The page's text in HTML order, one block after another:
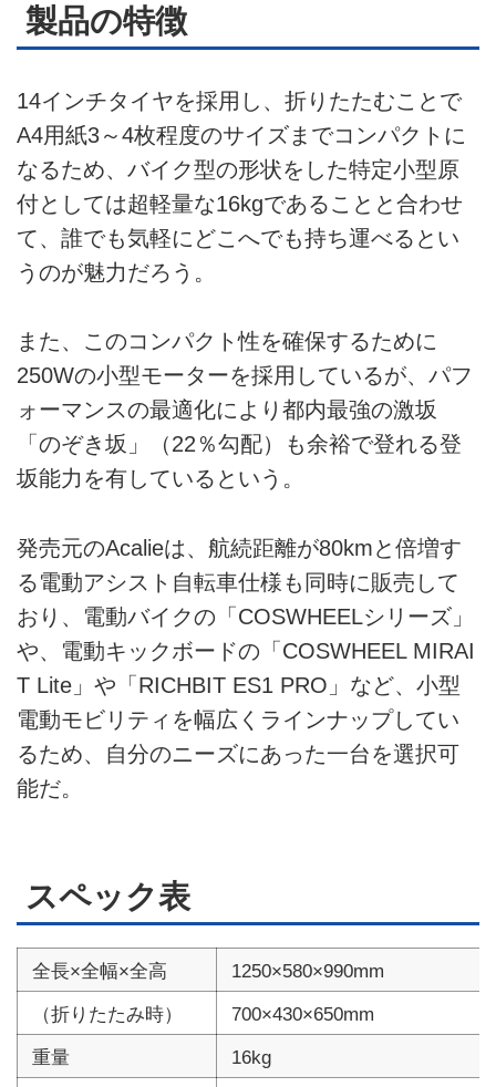
製品の特徴
14インチタイヤを採用し、折りたたむことで
A4用紙3～4枚程度のサイズまでコンパクトに
なるため、バイク型の形状をした特定小型原
付としては超軽量な16kgであることと合わせ
て、誰でも気軽にどこへでも持ち運べるとい
うのが魅力だろう。
また、このコンパクト性を確保するために
250Wの小型モーターを採用しているが、パフ
ォーマンスの最適化により都内最強の激坂
「のぞき坂」（22％勾配）も余裕で登れる登
坂能力を有しているという。
発売元のAcalieは、航続距離が80kmと倍増す
る電動アシスト自転車仕様も同時に販売して
おり、電動バイクの「COSWHEELシリーズ」
や、電動キックボードの「COSWHEEL MIRAI
T Lite」や「RICHBIT ES1 PRO」など、小型
電動モビリティを幅広くラインナップしてい
るため、自分のニーズにあった一台を選択可
能だ。
スペック表
全長×全幅×全高
1250×580×990mm
（折りたたみ時）
700×430×650mm
重量
16kg